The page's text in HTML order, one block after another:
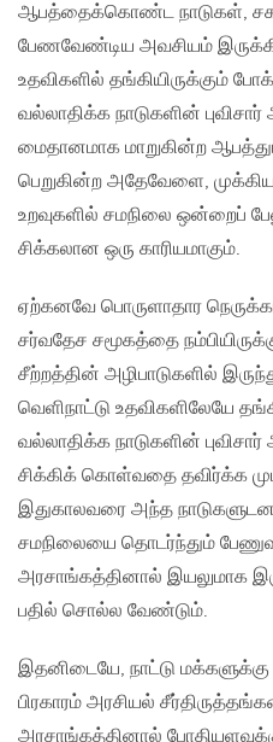
ஆபத்தைக்கொண்ட நாடுகள், சகல
பேணவேண்டிய அவசியம்
உதவிகளில் தங்கியிருக்கும்
வல்லாதிக்க நாடுகளின்
மைதானமாக மாறுகின்ற
பெறுகின்ற அதேவேளை,
உறவுகளில் சமநிலை ஒன்றைப்
சிக்கலான ஒரு காரியமாகும்.
ஏற்கனவே பொருளாதார
சர்வதேச சமூகத்தை
சீற்றத்தின் அழிபாடுகளில்
வெளிநாட்டு உதவிகளிலேயே
வல்லாதிக்க நாடுகளின்
சிக்கிக் கொள்வதை தவிர்க்க
இதுகாலவரை அந்த
சமநிலையை தொடர்ந்தும்
அரசாங்கத்தினால் இயலுமாக
பதில் சொல்ல வேண்டும்.
இதனிடையே, நாட்டு மக்களுக்கு
பிரகாரம் அரசியல்
அரசாங்கத்தினால்